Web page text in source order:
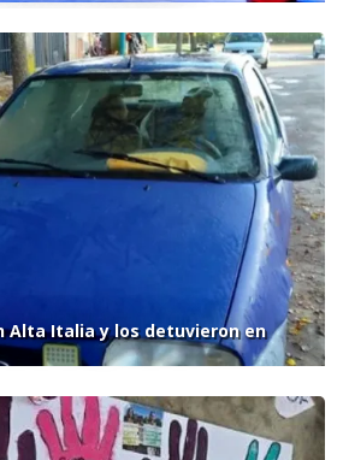
Alta Italia y los detuvieron en